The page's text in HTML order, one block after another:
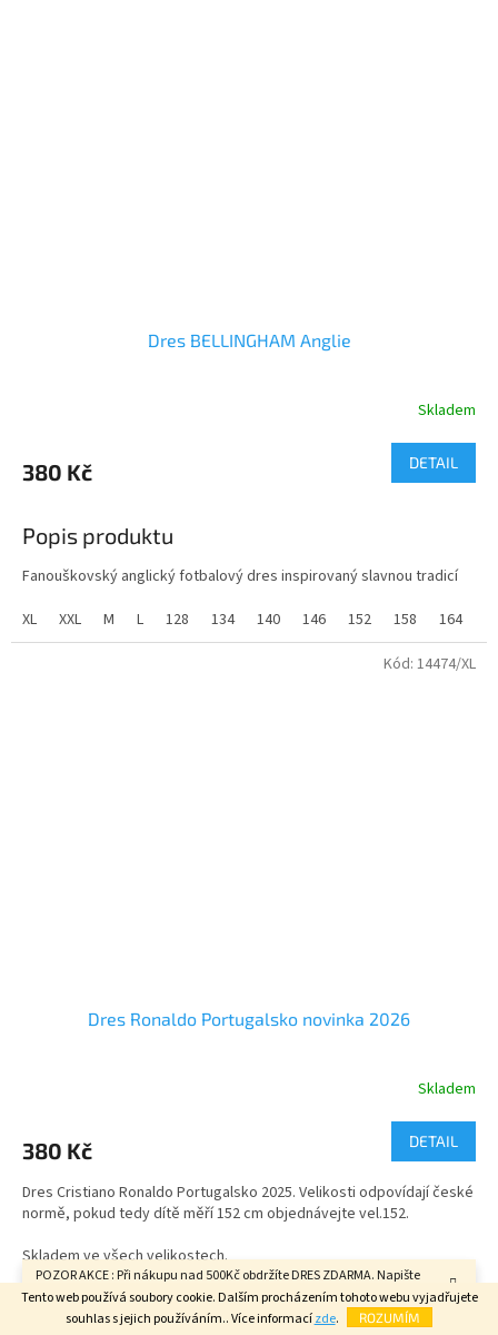
Tento web používá soubory cookie. Dalším procházením tohoto webu vyjadřujete
souhlas s jejich používáním.. Více informacízde. ROZUMÍM
POZOR AKCE : Při nákupu nad 500Kč obdržíte DRES ZDARMA. Napište
velikost do poznámky v závěrečném kroku objednávky. FAJN DEN.
Dres BELLINGHAM Anglie
Skladem
380 Kč DETAIL
Popis produktu
Fanouškovský anglický fotbalový dres inspirovaný slavnou tradicí
fotbalové legendy a moderního stylu.
XL XXL M L 128 134 140 146 152 158 164
Dres Ronaldo Portugalsko novinka 2026
je
z
5
Skladem
380 Kč DETAIL
Dres Cristiano Ronaldo Portugalsko 2025. Velikosti odpovídají české
normě, pokud tedy dítě měří 152 cm objednávejte vel.152.
Skladem ve všech velikostech.
Dětské velikosti - 116 až 164cm
XL XXL M L 116 122 128 134 140 146 152
Kód: 14474/XL